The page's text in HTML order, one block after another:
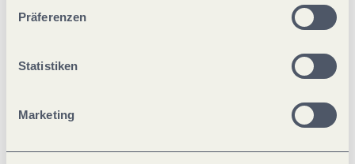
Präferenzen
Statistiken
Marketing
Einrichtungen Betrieb
Sport / Freizeit
Ausstattung Zimmer/Appartement
Zahlungsarten